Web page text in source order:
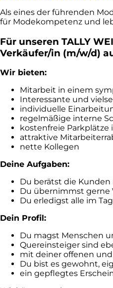
Als eines der führenden
für Modekompetenz und
Für unseren TALLY
Verkäufer/in (m/w/d)
Wir bieten:
Mitarbeit in einem
Interessante und
individuelle
regelmäßige interne
kostenfreie Parkplätze
attraktive
nette Kollegen
Deine Aufgaben:
Du berätst die
Du übernimmst gerne
Du erledigst alle im
Dein Profil:
Du magst Menschen
Quereinsteiger sind
mit deiner offenen
Du bist es gewohnt,
ein gepflegtes